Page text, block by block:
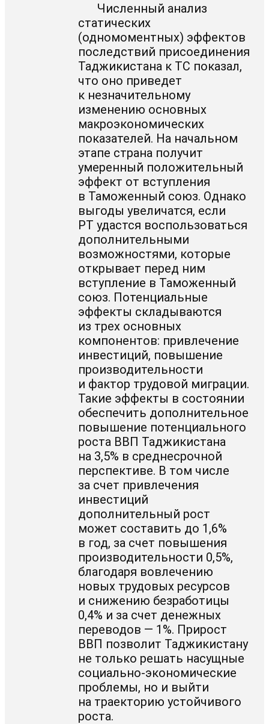
Численный анализ
статических
(одномоментных) эффектов
последствий присоединения
Таджикистана к ТС показал,
что оно приведет
к незначительному
изменению основных
макроэкономических
показателей. На начальном
этапе страна получит
умеренный положительный
эффект от вступления
в Таможенный союз. Однако
выгоды увеличатся, если
РТ удастся воспользоваться
дополнительными
возможностями, которые
открывает перед ним
вступление в Таможенный
союз. Потенциальные
эффекты складываются
из трех основных
компонентов: привлечение
инвестиций, повышение
производительности
и фактор трудовой миграции.
Такие эффекты в состоянии
обеспечить дополнительное
повышение потенциального
роста ВВП Таджикистана
на 3,5% в среднесрочной
перспективе. В том числе
за счет привлечения
инвестиций
дополнительный рост
может составить до 1,6%
в год, за счет повышения
производительности 0,5%,
благодаря вовлечению
новых трудовых ресурсов
и снижению безработицы
0,4% и за счет денежных
переводов — 1%. Прирост
ВВП позволит Таджикистану
не только решать насущные
социально-экономические
проблемы, но и выйти
на траекторию устойчивого
роста.